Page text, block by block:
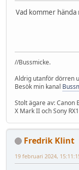
Vad kommer hända
//Bussmicke.
Aldrig utanför dörren
Besök min kanal
Stolt ägare av: Canon
X Mark II och Sony
Fredrik Klint
19 februari 2024,